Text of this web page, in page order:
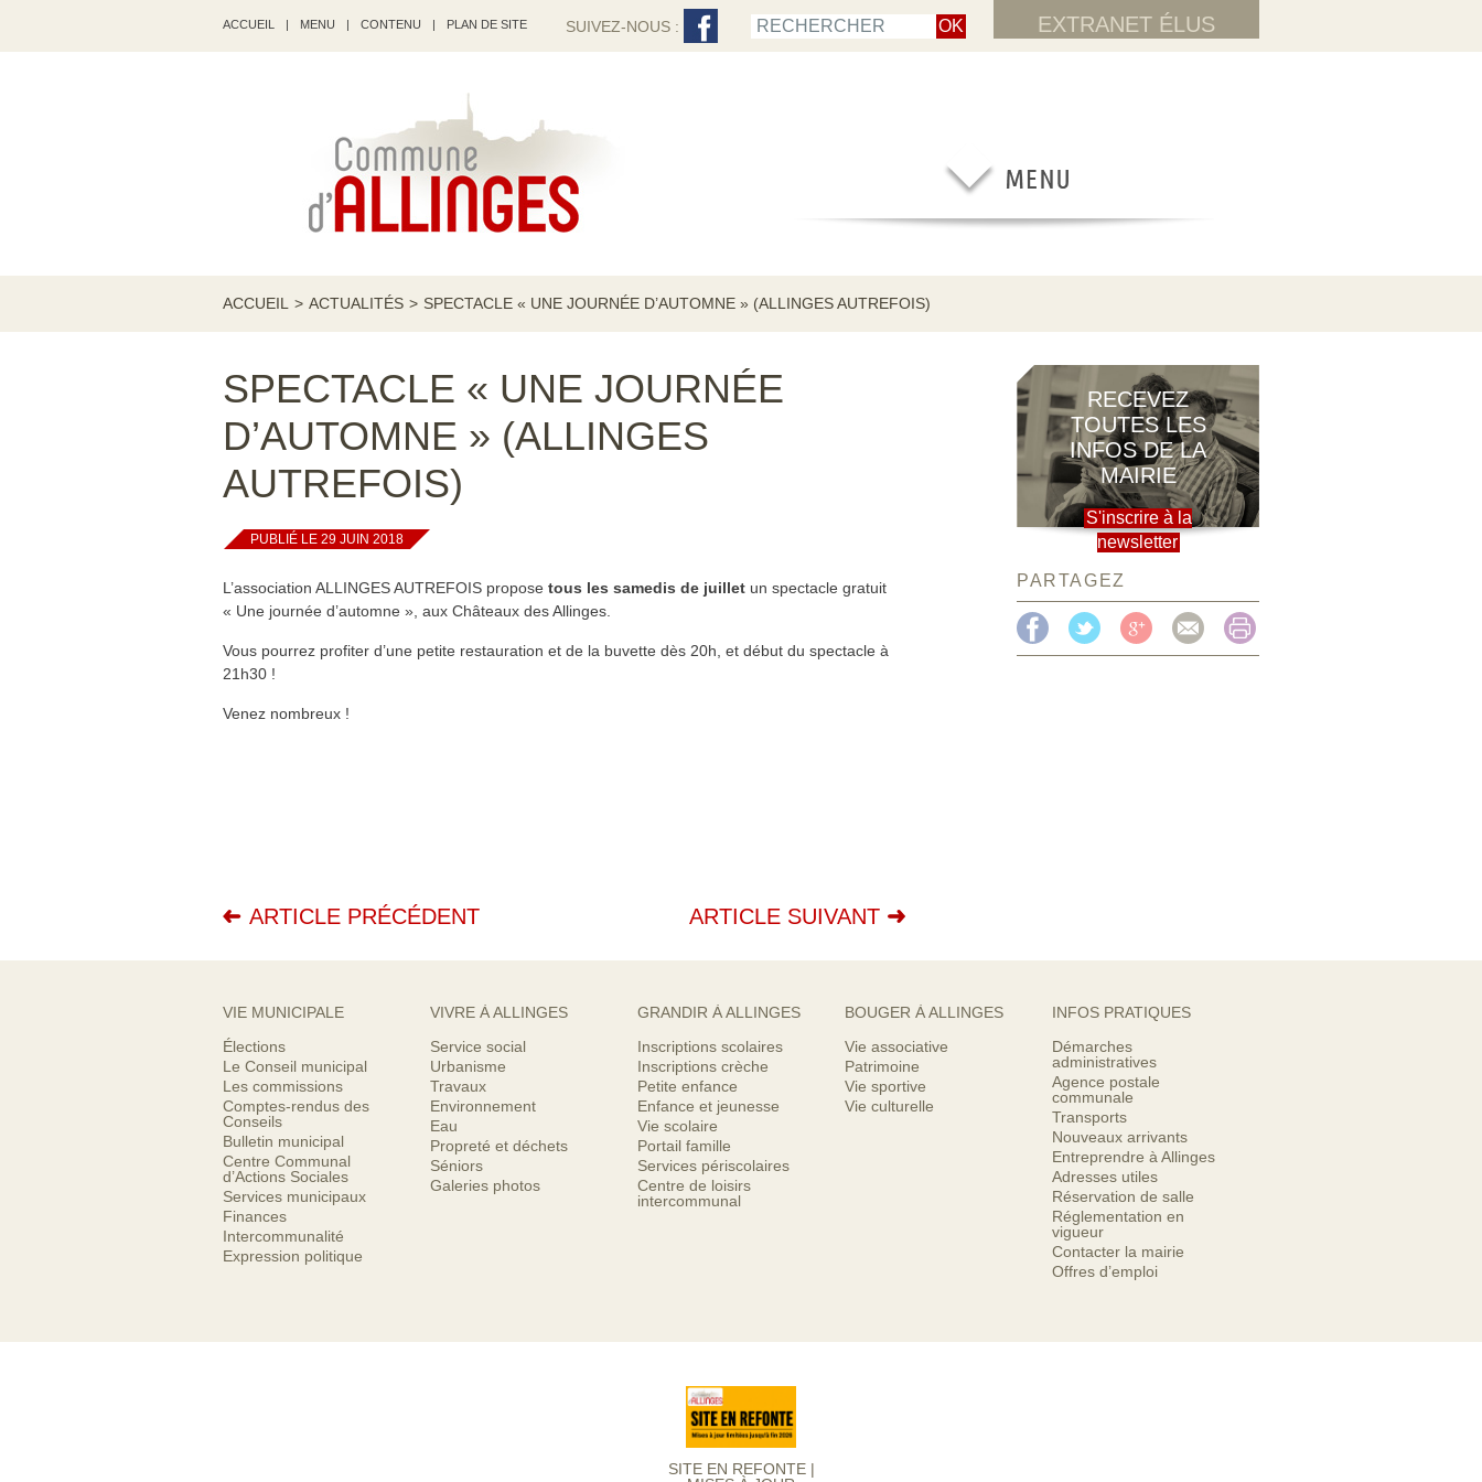
ACCUEIL | MENU | CONTENU | PLAN DE SITE EXTRANET ÉLUS
SUIVEZ-NOUS :
ACCUEIL > ACTUALITÉS > SPECTACLE « UNE JOURNÉE D’AUTOMNE » (ALLINGES AUTREFOIS)
SPECTACLE « UNE JOURNÉE
D’AUTOMNE » (ALLINGES
AUTREFOIS)
PUBLIÉ LE 29 JUIN 2018
L’association ALLINGES AUTREFOIS propose tous les samedis de juillet un spectacle gratuit
« Une journée d’automne », aux Châteaux des Allinges.
Vous pourrez profiter d’une petite restauration et de la buvette dès 20h, et début du spectacle à
21h30 !
Venez nombreux !
ARTICLE PRÉCÉDENT ARTICLE SUIVANT
RECEVEZ
TOUTES LES
INFOS DE LA
MAIRIE
S'inscrire à la
newsletter
PARTAGEZ
VIE MUNICIPALE
Élections
Le Conseil municipal
Les commissions
Comptes-rendus des
Conseils
Bulletin municipal
Centre Communal
d’Actions Sociales
Services municipaux
Finances
Intercommunalité
Expression politique
VIVRE À ALLINGES
Service social
Urbanisme
Travaux
Environnement
Eau
Propreté et déchets
Séniors
Galeries photos
GRANDIR À ALLINGES
Inscriptions scolaires
Inscriptions crèche
Petite enfance
Enfance et jeunesse
Vie scolaire
Portail famille
Services périscolaires
Centre de loisirs
intercommunal
BOUGER À ALLINGES
Vie associative
Patrimoine
Vie sportive
Vie culturelle
INFOS PRATIQUES
Démarches
administratives
Agence postale
communale
Transports
Nouveaux arrivants
Entreprendre à Allinges
Adresses utiles
Réservation de salle
Réglementation en
vigueur
Contacter la mairie
Offres d’emploi
SITE EN REFONTE |